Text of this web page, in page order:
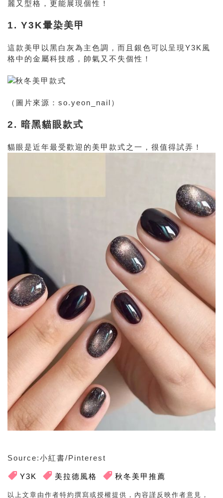
麗又型格，更能展現個性！
1. Y3K暈染美甲
這款美甲以黑白灰為主色調，而且銀色可以呈現Y3K風
格中的金屬科技感，帥氣又不失個性！
（圖片來源：so.yeon_nail）
2. 暗黑貓眼款式
貓眼是近年最受歡迎的美甲款式之一，很值得試弄！
Source:小紅書/Pinterest
Y3K 美拉德風格 秋冬美甲推薦
以上文章由作者特約撰寫或授權提供，內容謹反映作者意見，